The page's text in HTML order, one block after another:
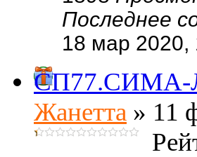
Последнее
18 мар 2020,
СП77.СИМА-
Жанетта » 11